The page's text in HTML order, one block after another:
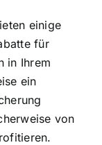
einige
für
in Ihrem
ein
von